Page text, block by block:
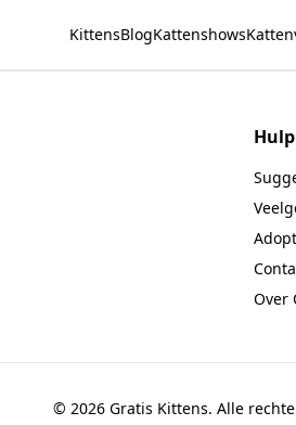
KittensBlogKattenshows
Hulp
Over
© 2026 Gratis Kittens. Alle